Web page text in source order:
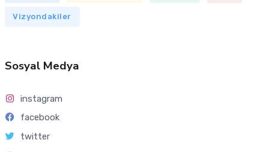
Vizyondakiler
Sosyal Medya
instagram
facebook
twitter